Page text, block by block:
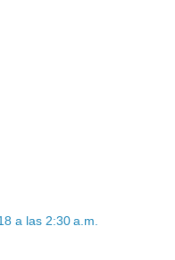
a las 2:30 a.m.